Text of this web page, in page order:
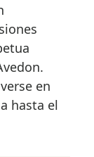
en
hasta el